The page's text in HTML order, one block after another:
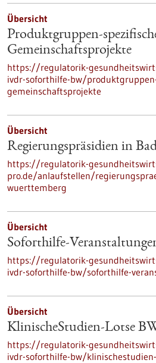
Übersicht
Produktgruppen-
Gemeinschaftsprojekte
https://regulatorik-
ivdr-soforthilfe-bw/
gemeinschaftsprojekte
Übersicht
Regierungspräsidien in
https://regulatorik-
pro.de/anlaufstellen/
wuerttemberg
Übersicht
Soforthilfe-
https://regulatorik-
ivdr-soforthilfe-bw/soforthilfe-
Übersicht
KlinischeStudien-Lotse
https://regulatorik-
ivdr-soforthilfe-bw/